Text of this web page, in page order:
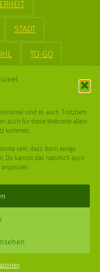
sind es auch. Trotzdem
auch für diese Webseite allein
kommen.
sein, dass dann einige
Du kannst das natürlich auch
STADT
TO-GO